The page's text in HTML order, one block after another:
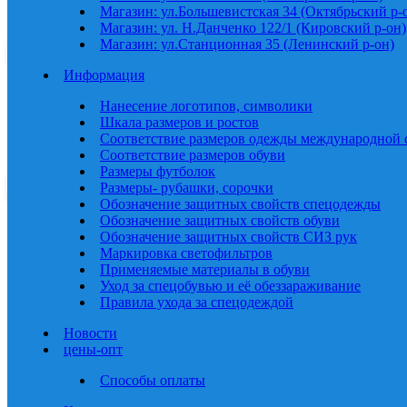
Магазин: ул.Большевистская 34 (Октябрьский р-
Магазин: ул. Н.Данченко 122/1 (Кировский р-он)
Магазин: ул.Станционная 35 (Ленинский р-он)
Информация
Нанесение логотипов, символики
Шкала размеров и ростов
Соответствие размеров одежды международной
Соответствие размеров обуви
Размеры футболок
Размеры- рубашки, сорочки
Обозначение защитных свойств спецодежды
Обозначение защитных свойств обуви
Обозначение защитных свойств СИЗ рук
Маркировка светофильтров
Применяемые материалы в обуви
Уход за спецобувью и её обеззараживание
Правила ухода за спецодеждой
Новости
цены-опт
Способы оплаты